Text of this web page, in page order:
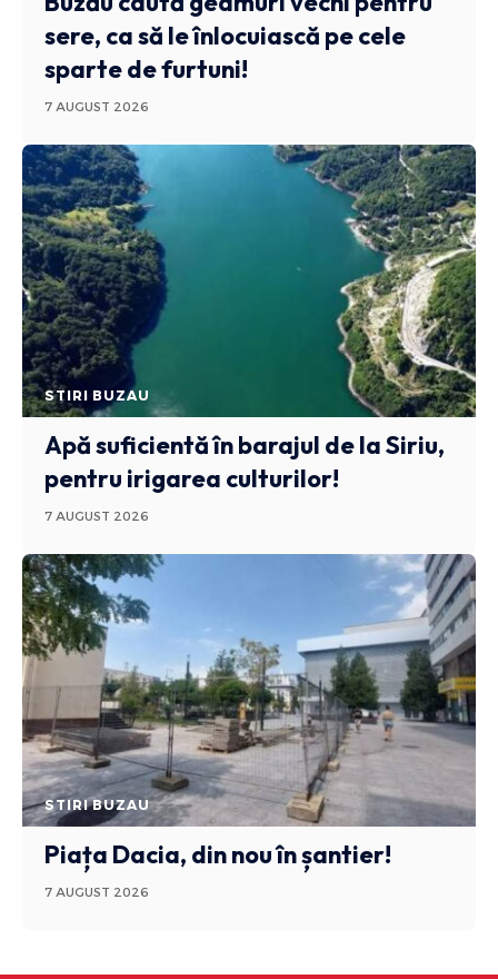
sere, ca să le înlocuiască pe cele
sparte de furtuni!
7 AUGUST 2026
STIRI BUZAU
Apă suficientă în barajul de la Siriu,
pentru irigarea culturilor!
7 AUGUST 2026
STIRI BUZAU
Piața Dacia, din nou în șantier!
7 AUGUST 2026